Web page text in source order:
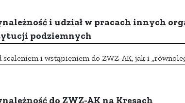
i udział w pracach innych
podziemnych
scaleniem i wstąpieniem do ZWZ-AK, jak i
do ZWZ-AK na Kresach